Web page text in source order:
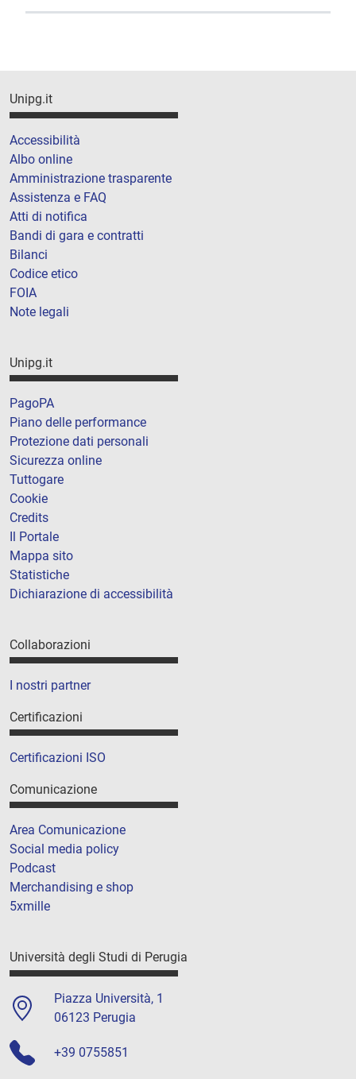
Unipg.it
Accessibilità
Albo online
Amministrazione trasparente
Assistenza e FAQ
Atti di notifica
Bandi di gara e contratti
Bilanci
Codice etico
FOIA
Note legali
Unipg.it
PagoPA
Piano delle performance
Protezione dati personali
Sicurezza online
Tuttogare
Cookie
Credits
Il Portale
Mappa sito
Statistiche
Dichiarazione di accessibilità
Collaborazioni
I nostri partner
Certificazioni
Certificazioni ISO
Comunicazione
Area Comunicazione
Social media policy
Podcast
Merchandising e shop
5xmille
Università degli Studi di Perugia
Piazza Università, 1
06123 Perugia
+39 0755851